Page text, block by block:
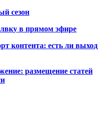
сезон
у в прямом эфире
контента: есть ли выход
размещение статей